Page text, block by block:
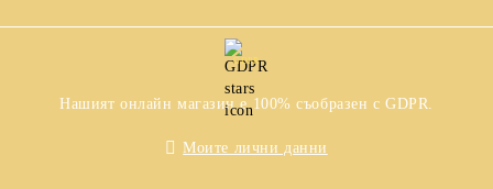
GDPR
Нашият онлайн магазин е 100% съобразен с GDPR.
Моите лични данни